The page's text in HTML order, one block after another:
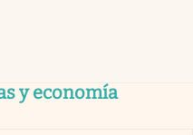
y economía